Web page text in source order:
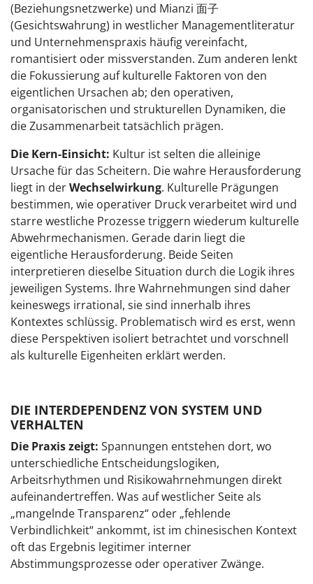
(Beziehungsnetzwerke) und Mianzi 面子
(Gesichtswahrung) in westlicher Managementliteratur
und Unternehmenspraxis häufig vereinfacht,
romantisiert oder missverstanden. Zum anderen lenkt
die Fokussierung auf kulturelle Faktoren von den
eigentlichen Ursachen ab; den operativen,
organisatorischen und strukturellen Dynamiken, die
die Zusammenarbeit tatsächlich prägen.
Die Kern-Einsicht: Kultur ist selten die alleinige
Ursache für das Scheitern. Die wahre Herausforderung
liegt in derWechselwirkung. Kulturelle Prägungen
bestimmen, wie operativer Druck verarbeitet wird und
starre westliche Prozesse triggern wiederum kulturelle
Abwehrmechanismen. Gerade darin liegt die
eigentliche Herausforderung. Beide Seiten
interpretieren dieselbe Situation durch die Logik ihres
jeweiligen Systems. Ihre Wahrnehmungen sind daher
keineswegs irrational, sie sind innerhalb ihres
Kontextes schlüssig. Problematisch wird es erst, wenn
diese Perspektiven isoliert betrachtet und vorschnell
als kulturelle Eigenheiten erklärt werden.
DIE INTERDEPENDENZ VON SYSTEM UND
VERHALTEN
Die Praxis zeigt: Spannungen entstehen dort, wo
unterschiedliche Entscheidungslogiken,
Arbeitsrhythmen und Risikowahrnehmungen direkt
aufeinandertreffen. Was auf westlicher Seite als
„mangelnde Transparenz“ oder „fehlende
Verbindlichkeit“ ankommt, ist im chinesischen Kontext
oft das Ergebnis legitimer interner
Abstimmungsprozesse oder operativer Zwänge.